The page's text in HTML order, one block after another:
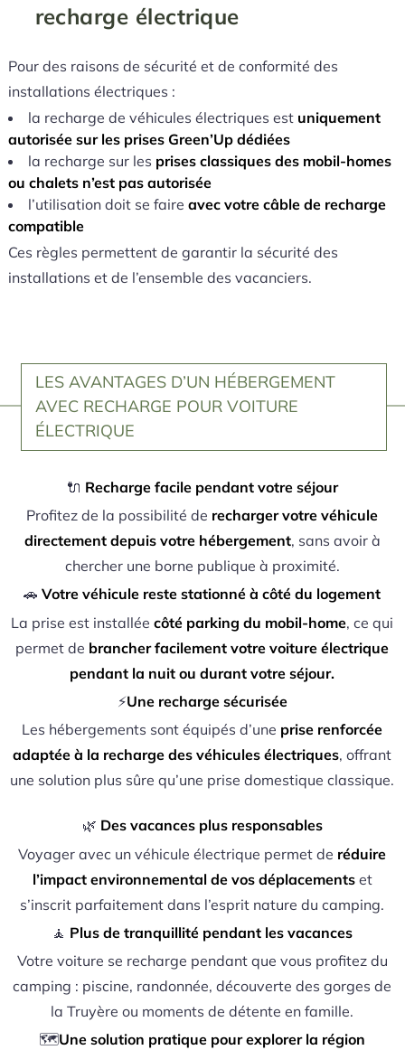
recharge électrique
Pour des raisons de sécurité et de conformité des
installations électriques :
la recharge de véhicules électriques est uniquement
autorisée sur les prises Green’Up dédiées
la recharge sur les prises classiques des mobil-homes
ou chalets n’est pas autorisée
l’utilisation doit se faire avec votre câble de recharge
compatible
Ces règles permettent de garantir la sécurité des
installations et de l’ensemble des vacanciers.
LES AVANTAGES D’UN HÉBERGEMENT
AVEC RECHARGE POUR VOITURE
ÉLECTRIQUE
🔌 Recharge facile pendant votre séjour
Profitez de la possibilité de recharger votre véhicule
directement depuis votre hébergement, sans avoir à
chercher une borne publique à proximité.
🚗Votre véhicule reste stationné à côté du logement
La prise est installéecôté parking du mobil-home, ce qui
permet de brancher facilement votre voiture électrique
pendant la nuit ou durant votre séjour.
⚡Une recharge sécurisée
Les hébergements sont équipés d’une prise renforcée
adaptée à la recharge des véhicules électriques, offrant
une solution plus sûre qu’une prise domestique classique.
🌿 Des vacances plus responsables
Voyager avec un véhicule électrique permet de réduire
l’impact environnemental de vos déplacementset
s’inscrit parfaitement dans l’esprit nature du camping.
🧘 Plus de tranquillité pendant les vacances
Votre voiture se recharge pendant que vous profitez du
camping : piscine, randonnée, découverte des gorges de
la Truyère ou moments de détente en famille.
🗺️Une solution pratique pour explorer la région